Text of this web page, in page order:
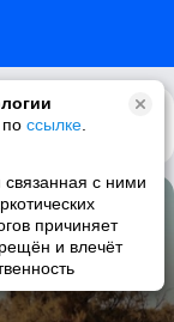
ссылке
связанная с ними
причиняет
и влечёт